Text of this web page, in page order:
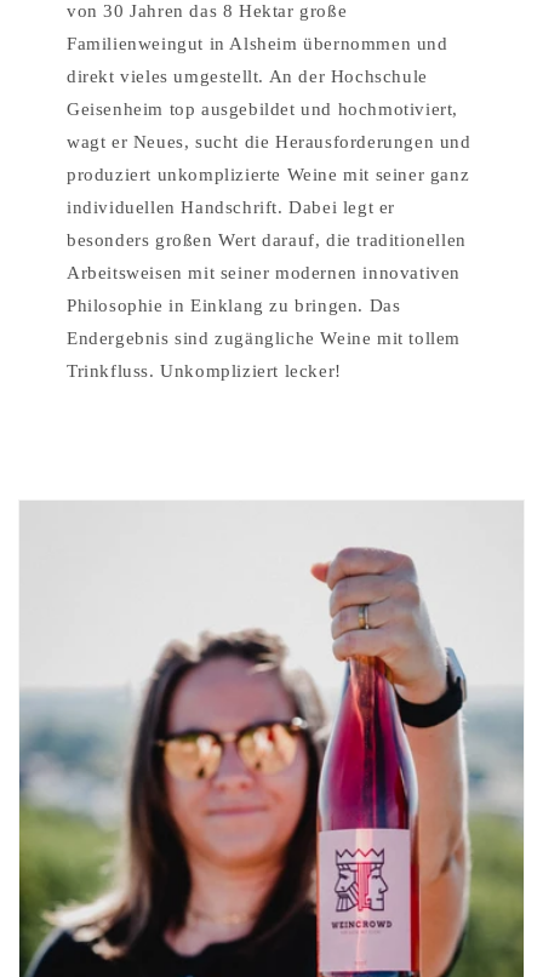
von 30 Jahren das 8 Hektar große
Familienweingut in Alsheim übernommen und
direkt vieles umgestellt. An der Hochschule
Geisenheim top ausgebildet und hochmotiviert,
wagt er Neues, sucht die Herausforderungen und
produziert unkomplizierte Weine mit seiner ganz
individuellen Handschrift. Dabei legt er
besonders großen Wert darauf, die traditionellen
Arbeitsweisen mit seiner modernen innovativen
Philosophie in Einklang zu bringen. Das
Endergebnis sind zugängliche Weine mit tollem
Trinkfluss. Unkompliziert lecker!